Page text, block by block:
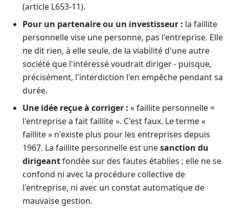
(article L653-11).
Pour un partenaire ou un investisseur : la faillite
personnelle vise une personne, pas l'entreprise. Elle
ne dit rien, à elle seule, de la viabilité d'une autre
société que l'intéressé voudrait diriger - puisque,
précisément, l'interdiction l'en empêche pendant sa
durée.
Une idée reçue à corriger : « faillite personnelle =
l'entreprise a fait faillite ». C'est faux. Le terme «
faillite » n'existe plus pour les entreprises depuis
1967. La faillite personnelle est unesanction du
dirigeantfondée sur des fautes établies ; elle ne se
confond ni avec la procédure collective de
l'entreprise, ni avec un constat automatique de
mauvaise gestion.